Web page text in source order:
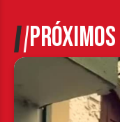
PRÓXIMOS